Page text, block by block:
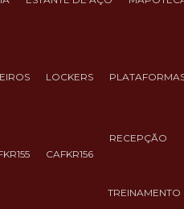
LOCKERS
CAFKR156
RECEPÇÃO
TREINAMENTO